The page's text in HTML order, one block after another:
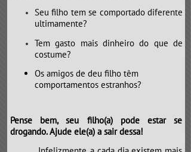
Seu filho tem se comportado diferente
ultimamente?
Tem gasto mais dinheiro do que de
costume?
Os amigos de deu filho têm
comportamentos estranhos?
Pense bem, seu filho(a) pode estar se
drogando. Ajude ele(a) a sair dessa!